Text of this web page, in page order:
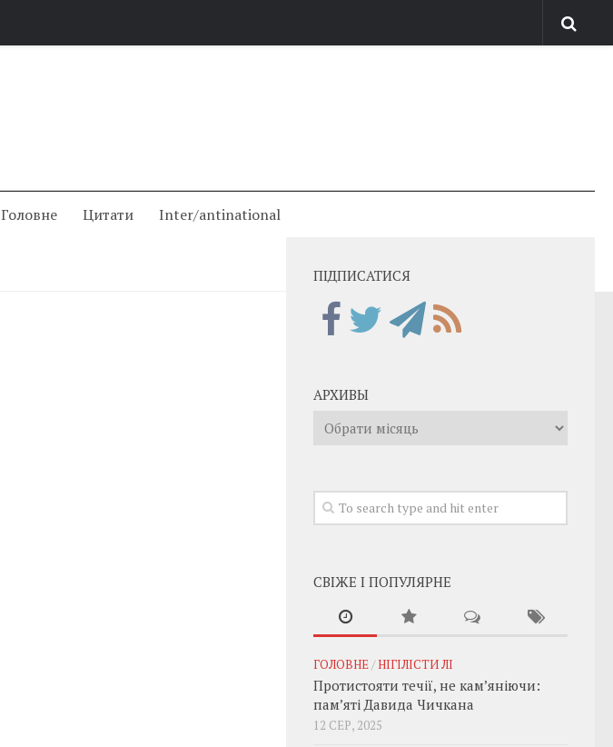
Головне Цитати Inter/antinational
ПІДПИСАТИСЯ
АРХИВЫ
Архивы
СВІЖЕ І ПОПУЛЯРНЕ
ГОЛОВНЕ/НІГІЛІСТИ ЛІ
Протистояти течії, не кам’яніючи:
пам’яті Давида Чичкана
12 СЕР, 2025